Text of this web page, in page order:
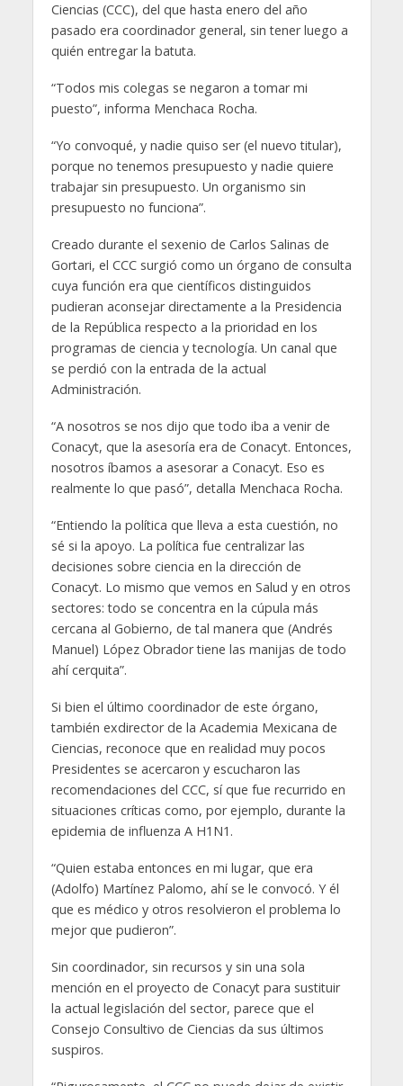
Ciencias (CCC), del que hasta enero del año
pasado era coordinador general, sin tener luego a
quién entregar la batuta.
“Todos mis colegas se negaron a tomar mi
puesto”, informa Menchaca Rocha.
“Yo convoqué, y nadie quiso ser (el nuevo titular),
porque no tenemos presupuesto y nadie quiere
trabajar sin presupuesto. Un organismo sin
presupuesto no funciona”.
Creado durante el sexenio de Carlos Salinas de
Gortari, el CCC surgió como un órgano de consulta
cuya función era que científicos distinguidos
pudieran aconsejar directamente a la Presidencia
de la República respecto a la prioridad en los
programas de ciencia y tecnología. Un canal que
se perdió con la entrada de la actual
Administración.
“A nosotros se nos dijo que todo iba a venir de
Conacyt, que la asesoría era de Conacyt. Entonces,
nosotros íbamos a asesorar a Conacyt. Eso es
realmente lo que pasó”, detalla Menchaca Rocha.
“Entiendo la política que lleva a esta cuestión, no
sé si la apoyo. La política fue centralizar las
decisiones sobre ciencia en la dirección de
Conacyt. Lo mismo que vemos en Salud y en otros
sectores: todo se concentra en la cúpula más
cercana al Gobierno, de tal manera que (Andrés
Manuel) López Obrador tiene las manijas de todo
ahí cerquita”.
Si bien el último coordinador de este órgano,
también exdirector de la Academia Mexicana de
Ciencias, reconoce que en realidad muy pocos
Presidentes se acercaron y escucharon las
recomendaciones del CCC, sí que fue recurrido en
situaciones críticas como, por ejemplo, durante la
epidemia de influenza A H1N1.
“Quien estaba entonces en mi lugar, que era
(Adolfo) Martínez Palomo, ahí se le convocó. Y él
que es médico y otros resolvieron el problema lo
mejor que pudieron”.
Sin coordinador, sin recursos y sin una sola
mención en el proyecto de Conacyt para sustituir
la actual legislación del sector, parece que el
Consejo Consultivo de Ciencias da sus últimos
suspiros.